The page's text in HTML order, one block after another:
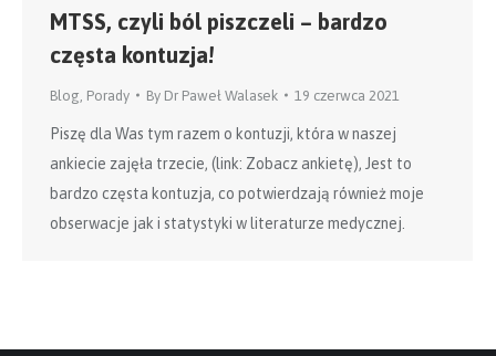
MTSS, czyli ból piszczeli – bardzo
częsta kontuzja!
Blog Porady By Dr Paweł Walasek 19 czerwca 2021
Piszę dla Was tym razem o kontuzji, która w naszej
ankiecie zajęła trzecie, (link: Zobacz ankietę), Jest to
bardzo częsta kontuzja, co potwierdzają również moje
obserwacje jak i statystyki w literaturze medycznej.